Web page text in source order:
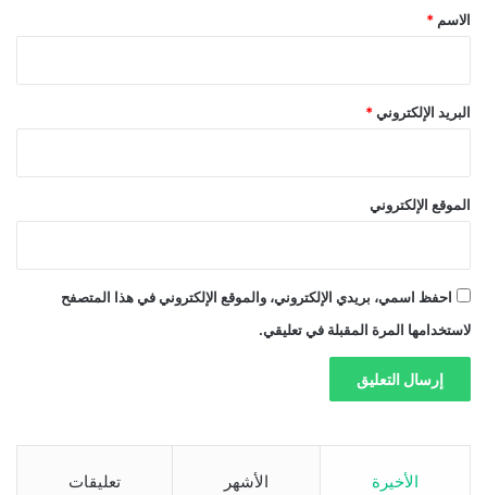
*
الاسم *
البريد الإلكتروني *
الموقع الإلكتروني
احفظ اسمي، بريدي الإلكتروني، والموقع الإلكتروني في هذا المتصفح
لاستخدامها المرة المقبلة في تعليقي.
الأخيرة الأشهر تعليقات